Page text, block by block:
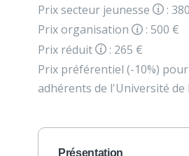
Prix secteur jeunesse
:
Prix organisation
: 500 €
Prix réduit
: 265 €
Prix préférentiel (-10%)
adhérents de l'Université de
Présentation